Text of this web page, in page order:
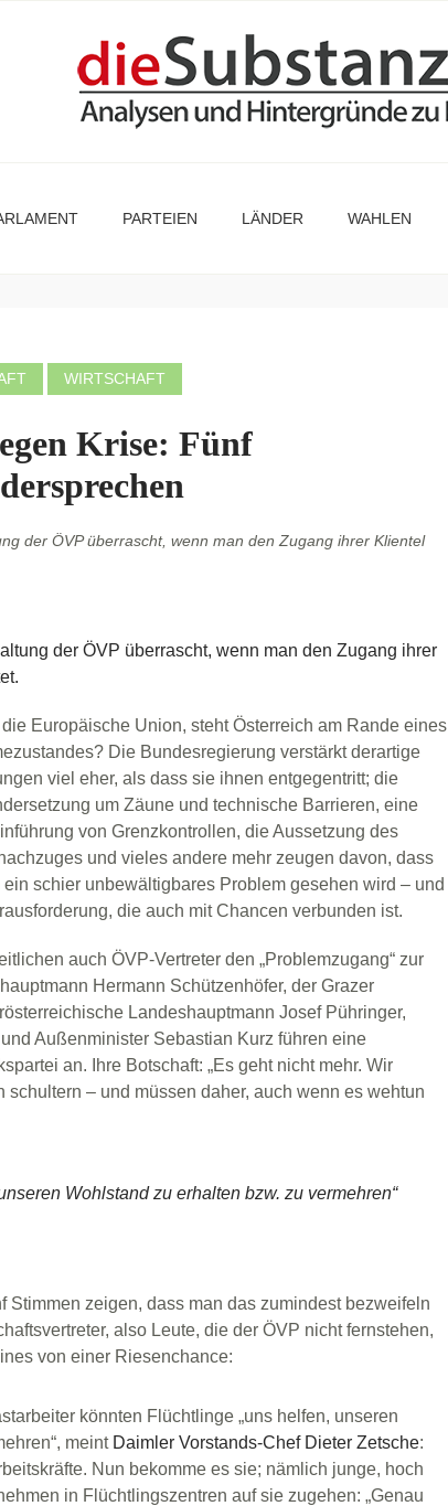
PARTEIEN LÄNDER WAHLEN
WIRTSCHAFT
Krise: Fünf
der ÖVP überrascht, wenn man den Zugang ihrer Klientel
der ÖVP überrascht, wenn man den Zugang ihrer
Europäische Union, steht Österreich am Rande eines
Die Bundesregierung verstärkt derartige
viel eher, als dass sie ihnen entgegentritt; die
um Zäune und technische Barrieren, eine
von Grenzkontrollen, die Aussetzung des
und vieles andere mehr zeugen davon, dass
ein schier unbewältigbares Problem gesehen wird – und
die auch mit Chancen verbunden ist.
auch ÖVP-Vertreter den „Problemzugang“ zur
Hermann Schützenhöfer, der Grazer
Landeshauptmann Josef Pühringer,
Außenminister Sebastian Kurz führen eine
an. Ihre Botschaft: „Es geht nicht mehr. Wir
– und müssen daher, auch wenn es wehtun
Wohlstand zu erhalten bzw. zu vermehren“
Stimmen zeigen, dass man das zumindest bezweifeln
also Leute, die der ÖVP nicht fernstehen,
von einer Riesenchance:
könnten Flüchtlinge „uns helfen, unseren
meint Daimler Vorstands-Chef Dieter Zetsche:
Nun bekomme es sie; nämlich junge, hoch
in Flüchtlingszentren auf sie zugehen: „Genau